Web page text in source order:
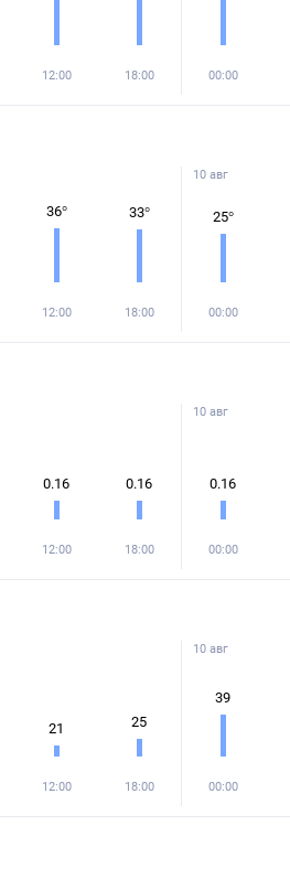
12:00 18:00 00:00
36°
12:00
33°
18:00
10 авг
25°
00:00
0.16
12:00
0.16
18:00
10 авг
0.16
00:00
21
12:00
25
18:00
10 авг
39
00:00